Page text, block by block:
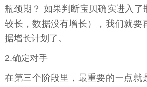
瓶颈期？ 如果判断宝贝确实进入了
较长，数据没有增长），我们就要
据增长计划了。
2.确定对手
在第三个阶段里，最重要的一点就